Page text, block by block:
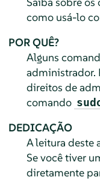
como usá-lo
POR QUÊ?
Alguns
administrador.
direitos de
comando
DEDICAÇÃO
A leitura deste
Se você tiver
diretamente